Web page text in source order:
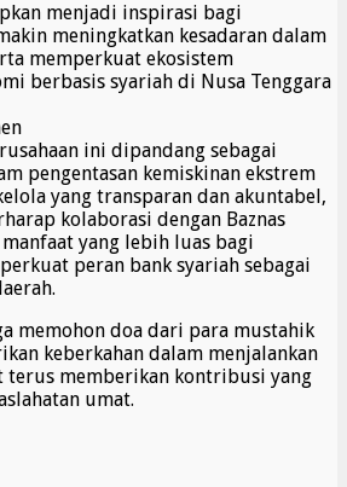
menjadi inspirasi bagi
meningkatkan kesadaran dalam
memperkuat ekosistem
berbasis syariah di Nusa Tenggara
ini dipandang sebagai
pengentasan kemiskinan ekstrem
yang transparan dan akuntabel,
kolaborasi dengan Baznas
yang lebih luas bagi
peran bank syariah sebagai
memohon doa dari para mustahik
keberkahan dalam menjalankan
terus memberikan kontribusi yang
umat.